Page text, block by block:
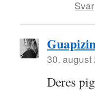
Svar
30. august
Deres